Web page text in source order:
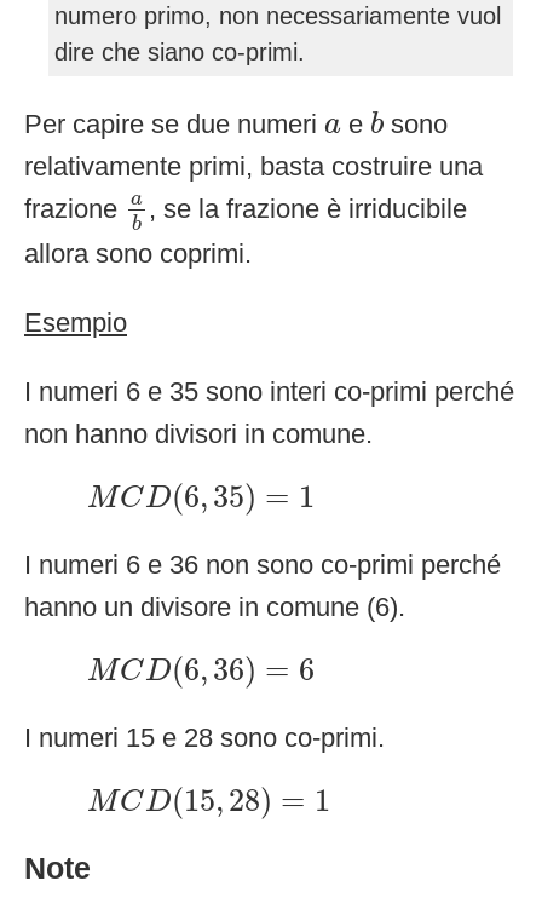
numero primo, non necessariamente vuol
dire che siano co-primi.
Per capire se due numeri a
a e b
b sono
relativamente primi, basta costruire una
frazione
a
b
ab , se la frazione è irriducibile
allora sono coprimi.
Esempio
I numeri 6 e 35 sono interi co-primi perché
non hanno divisori in comune.
MCD(6,35) = 1
MCD(6 ,35)
I numeri 6 e 36 non sono co-primi perché
hanno un divisore in comune (6).
MCD(6,36) = 6
MCD(6 ,36)
I numeri 15 e 28 sono co-primi.
MCD(15,28) = 1
MCD(15 ,28)
Note